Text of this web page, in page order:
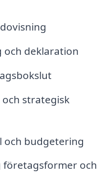
och deklaration
strategisk
och budgetering
företagsformer och